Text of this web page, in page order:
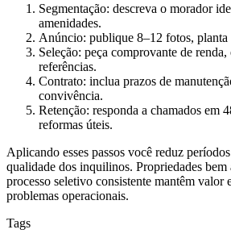
Segmentação: descreva o morador
amenidades.
Anúncio: publique 8–12 fotos, planta
Seleção: peça comprovante de
referências.
Contrato: inclua prazos de
convivência.
Retenção: responda a chamados em
reformas úteis.
Aplicando esses passos você reduz
qualidade dos inquilinos. Propriedades bem
processo seletivo consistente mantêm valor
problemas operacionais.
Tags